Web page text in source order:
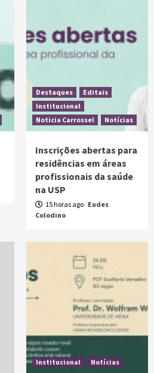
Destaques
Editais
Institucional
Noticia Carrossel
Notícias
Inscrições abertas para
residências em áreas
profissionais da saúde
na USP
15 horas ago Eudes
Colodino
Institucional Notícias